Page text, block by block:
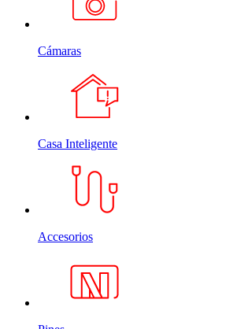
Cámaras
Casa Inteligente
Accesorios